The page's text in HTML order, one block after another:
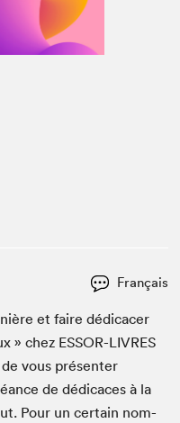
Français
et faire dédi­cac­er
» chez ESSOR-LIVRES
vous présen­ter
de dédi­caces à la
Pour un cer­tain nom­